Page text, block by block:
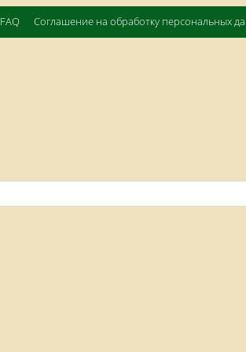
FAQ Соглашение на обработку персональных